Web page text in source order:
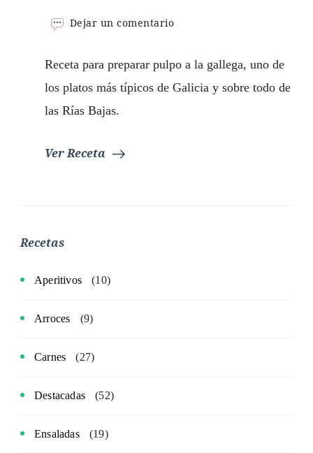
Dejar un comentarioen
la
gallega
Receta para preparar pulpo a la gallega, uno de
los platos más típicos de Galicia y sobre todo de
las Rías Bajas.
Ver Receta
Recetas
Aperitivos (10)
Arroces (9)
Carnes (27)
Destacadas (52)
Ensaladas (19)